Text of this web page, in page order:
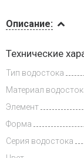
Доставка
Описание:
Технические
Тип водостока
Материал
Элемент
Форма
Серия водостока